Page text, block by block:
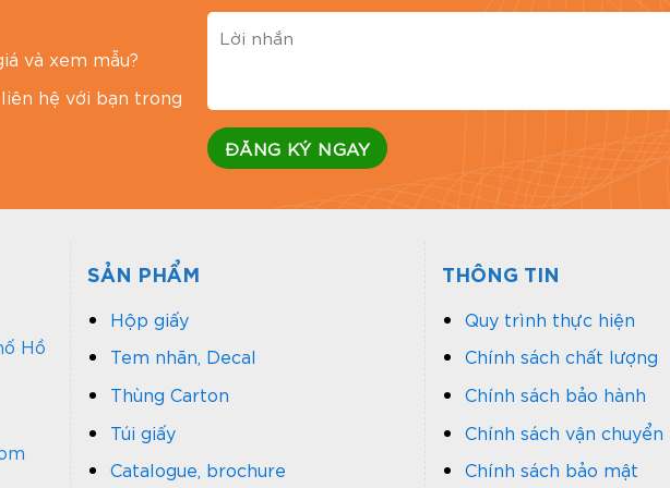
Hộp giấy đựng quà
Hộp quà giấy kraft
Hộp giấy kraft
được làm từ giấy tái chế mang phong cách mộc
này rất phù hợp cho các doanh nghiệp muốn truyền tải thông
và xem mẫu?
hệ với bạn trong
Hồ
SẢN PHẨM
Hộp giấy
Tem nhãn, Decal
Thùng Carton
Túi giấy
Catalogue, brochure
THÔNG TIN
Quy trình thực hiện
Chính sách chất lượng
Chính sách bảo hành
Chính sách vận chuyển
Chính sách bảo mật